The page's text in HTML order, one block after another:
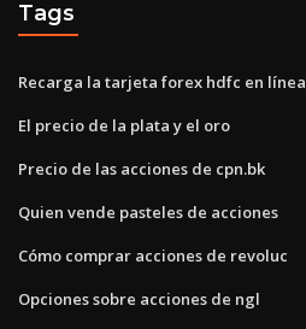
Tags
Recarga la tarjeta forex hdfc en línea
El precio de la plata y el oro
Precio de las acciones de cpn.bk
Quien vende pasteles de acciones
Cómo comprar acciones de revoluc
Opciones sobre acciones de ngl